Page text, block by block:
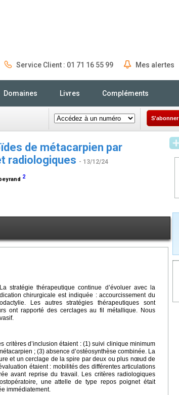
Service Client : 01 71 16 55 99 Mes alertes
Domaines Livres Compléments
S'abonner
de métacarpien par
radiologiques - 13/12/24
2
stratégie thérapeutique continue d’évoluer avec la
chirurgicale est indiquée : accourcissement du
Les autres stratégies thérapeutiques sont
ont rapporté des cerclages au fil métallique. Nous
critères d’inclusion étaient : (1) suivi clinique minimum
; (3) absence d’ostéosynthèse combinée. La
et un cerclage de la spire par deux ou plus nœud de
étaient : mobilités des différentes articulations
avant reprise du travail. Les critères radiologiques
une attelle de type repos poignet était
immédiatement.